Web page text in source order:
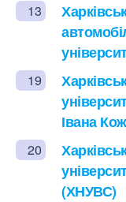
13
19
Івана
20
(ХНУВС)